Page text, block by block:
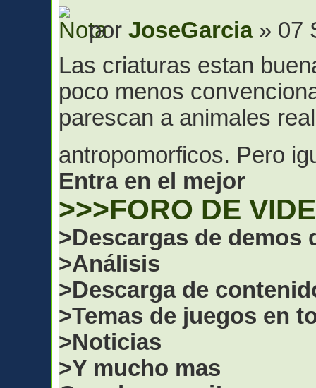
porJoseGarcia» 07
Las criaturas estan
poco menos
parescan a animales
antropomorficos. Pero
Entra en el mejor
>>>FORO DE
>Descargas de demos
>Análisis
>Descarga de
>Temas de juegos en
>Noticias
>Y mucho mas